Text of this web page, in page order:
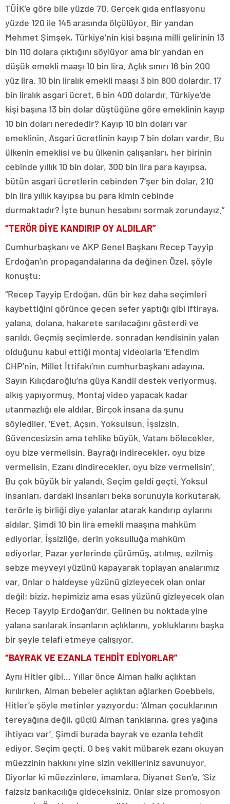
TÜİK’e göre bile yüzde 70. Gerçek gıda enflasyonu
yüzde 120 ile 145 arasında ölçülüyor. Bir yandan
Mehmet Şimşek, Türkiye’nin kişi başına milli gelirinin 13
bin 110 dolara çıktığını söylüyor ama bir yandan en
düşük emekli maaşı 10 bin lira. Açlık sınırı 16 bin 200
yüz lira. 10 bin liralık emekli maaşı 3 bin 800 dolardır. 17
bin liralık asgari ücret, 6 bin 400 dolardır. Türkiye’de
kişi başına 13 bin dolar düştüğüne göre emeklinin kayıp
10 bin doları nerededir? Kayıp 10 bin doları var
emeklinin. Asgari ücretlinin kayıp 7 bin doları vardır. Bu
ülkenin emeklisi ve bu ülkenin çalışanları, her birinin
cebinde yıllık 10 bin dolar, 300 bin lira para kayıpsa,
bütün asgari ücretlerin cebinden 7’şer bin dolar, 210
bin lira yıllık kayıpsa bu para kimin cebinde
durmaktadır? İşte bunun hesabını sormak zorundayız.”
“TERÖR DİYE KANDIRIP OY ALDILAR”
Cumhurbaşkanı ve AKP Genel Başkanı Recep Tayyip
Erdoğan’ın propagandalarına da değinen Özel, şöyle
konuştu:
“Recep Tayyip Erdoğan, dün bir kez daha seçimleri
kaybettiğini görünce geçen sefer yaptığı gibi iftiraya,
yalana, dolana, hakarete sarılacağını gösterdi ve
sarıldı. Geçmiş seçimlerde, sonradan kendisinin yalan
olduğunu kabul ettiği montaj videolarla ‘Efendim
CHP’nin, Millet İttifakı’nın cumhurbaşkanı adayına,
Sayın Kılıçdaroğlu’na güya Kandil destek veriyormuş,
alkış yapıyormuş. Montaj video yapacak kadar
utanmazlığı ele aldılar. Birçok insana da şunu
söylediler. ‘Evet. Açsın. Yoksulsun. İşsizsin.
Güvencesizsin ama tehlike büyük. Vatanı bölecekler,
oyu bize vermelisin. Bayrağı indirecekler, oyu bize
vermelisin. Ezanı dindirecekler, oyu bize vermelisin’.
Bu çok büyük bir yalandı. Seçim geldi geçti. Yoksul
insanları, dardaki insanları beka sorunuyla korkutarak,
terörle iş birliği diye yalanlar atarak kandırıp oylarını
aldılar. Şimdi 10 bin lira emekli maaşına mahküm
ediyorlar. İşsizliğe, derin yoksulluğa mahküm
ediyorlar. Pazar yerlerinde çürümüş, atılmış, ezilmiş
sebze meyveyi yüzünü kapayarak toplayan analarımız
var. Onlar o haldeyse yüzünü gizleyecek olan onlar
değil; biziz, hepimiziz ama esas yüzünü gizleyecek olan
Recep Tayyip Erdoğan’dır. Gelinen bu noktada yine
yalana sarılarak insanların açlıklarını, yokluklarını başka
bir şeyle telafi etmeye çalışıyor.
“BAYRAK VE EZANLA TEHDİT EDİYORLAR”
Aynı Hitler gibi… Yıllar önce Alman halkı açlıktan
kırılırken, Alman bebeler açlıktan ağlarken Goebbels,
Hitler’e şöyle metinler yazıyordu: ‘Alman çocuklarının
tereyağına değil, güçlü Alman tanklarına, gres yağına
ihtiyacı var’. Şimdi burada bayrak ve ezanla tehdit
ediyor. Seçim geçti. O beş vakit mübarek ezanı okuyan
müezzinin hakkını yine sizin vekilleriniz savunuyor.
Diyorlar ki müezzinlere, imamlara, Diyanet Sen’e, ‘Siz
faizsiz bankacılığa gideceksiniz. Onlar size promosyon